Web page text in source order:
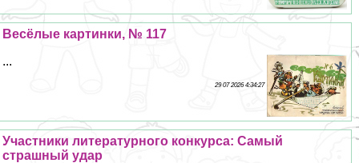
Весёлые картинки, № 117
...
29 07 2026 4:34:27
Участники литературного конкурса: Самый
страшный удар